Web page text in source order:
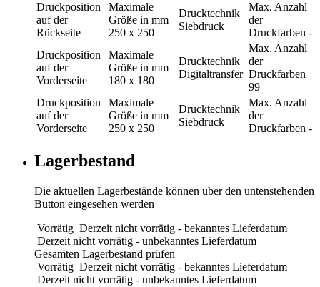
Druckposition
auf der
Rückseite
Maximale
Größe in mm
250 x 250
Drucktechnik
Siebdruck
Max. Anzahl
der
Druckfarben -
Druckposition
auf der
Vorderseite
Maximale
Größe in mm
180 x 180
Drucktechnik
Digitaltransfer
Max. Anzahl
der
Druckfarben
99
Druckposition
auf der
Vorderseite
Maximale
Größe in mm
250 x 250
Drucktechnik
Siebdruck
Max. Anzahl
der
Druckfarben -
Lagerbestand
Die aktuellen Lagerbestände können über den untenstehenden
Button eingesehen werden
Vorrätig Derzeit nicht vorrätig - bekanntes Lieferdatum
Derzeit nicht vorrätig - unbekanntes Lieferdatum
Gesamten Lagerbestand prüfen
Vorrätig Derzeit nicht vorrätig - bekanntes Lieferdatum
Derzeit nicht vorrätig - unbekanntes Lieferdatum